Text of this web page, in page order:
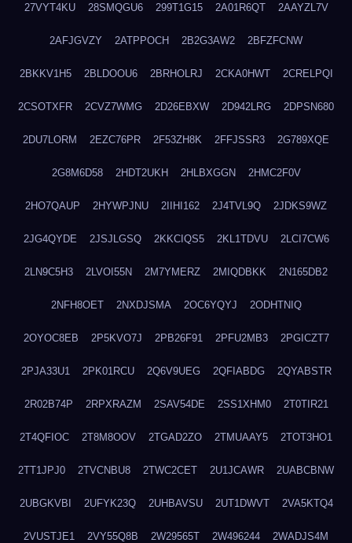
27VYT4KU 28SMQGU6 299T1G15 2A01R6QT 2AAYZL7V
2AFJGVZY 2ATPPOCH 2B2G3AW2 2BFZFCNW
2BKKV1H5 2BLDOOU6 2BRHOLRJ 2CKA0HWT 2CRELPQI
2CSOTXFR 2CVZ7WMG 2D26EBXW 2D942LRG 2DPSN680
2DU7LORM 2EZC76PR 2F53ZH8K 2FFJSSR3 2G789XQE
2G8M6D58 2HDT2UKH 2HLBXGGN 2HMC2F0V
2HO7QAUP 2HYWPJNU 2IIHI162 2J4TVL9Q 2JDKS9WZ
2JG4QYDE 2JSJLGSQ 2KKCIQS5 2KL1TDVU 2LCI7CW6
2LN9C5H3 2LVOI55N 2M7YMERZ 2MIQDBKK 2N165DB2
2NFH8OET 2NXDJSMA 2OC6YQYJ 2ODHTNIQ
2OYOC8EB 2P5KVO7J 2PB26F91 2PFU2MB3 2PGICZT7
2PJA33U1 2PK01RCU 2Q6V9UEG 2QFIABDG 2QYABSTR
2R02B74P 2RPXRAZM 2SAV54DE 2SS1XHM0 2T0TIR21
2T4QFIOC 2T8M8OOV 2TGAD2ZO 2TMUAAY5 2TOT3HO1
2TT1JPJ0 2TVCNBU8 2TWC2CET 2U1JCAWR 2UABCBNW
2UBGKVBI 2UFYK23Q 2UHBAVSU 2UT1DWVT 2VA5KTQ4
2VUSTJE1 2VY55Q8B 2W29565T 2W496244 2WADJS4M